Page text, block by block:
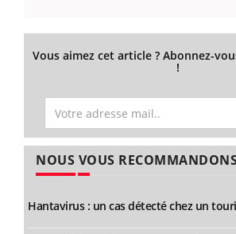
Vous aimez cet article ? Abonnez-
!
NOUS VOUS
Hantavirus : un cas détecté chez un